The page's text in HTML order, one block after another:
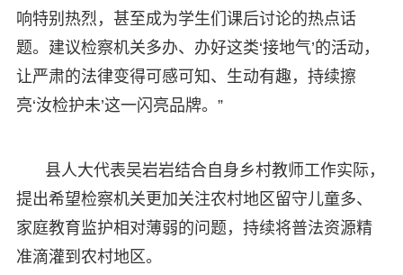
响特别热烈，甚至成为学生们课后讨论的热点话
题。建议检察机关多办、办好这类‘接地气’的活动，
让严肃的法律变得可感可知、生动有趣，持续擦
亮‘汝检护未’这一闪亮品牌。”
县人大代表吴岩岩结合自身乡村教师工作实际，
提出希望检察机关更加关注农村地区留守儿童多、
家庭教育监护相对薄弱的问题，持续将普法资源精
准滴灌到农村地区。